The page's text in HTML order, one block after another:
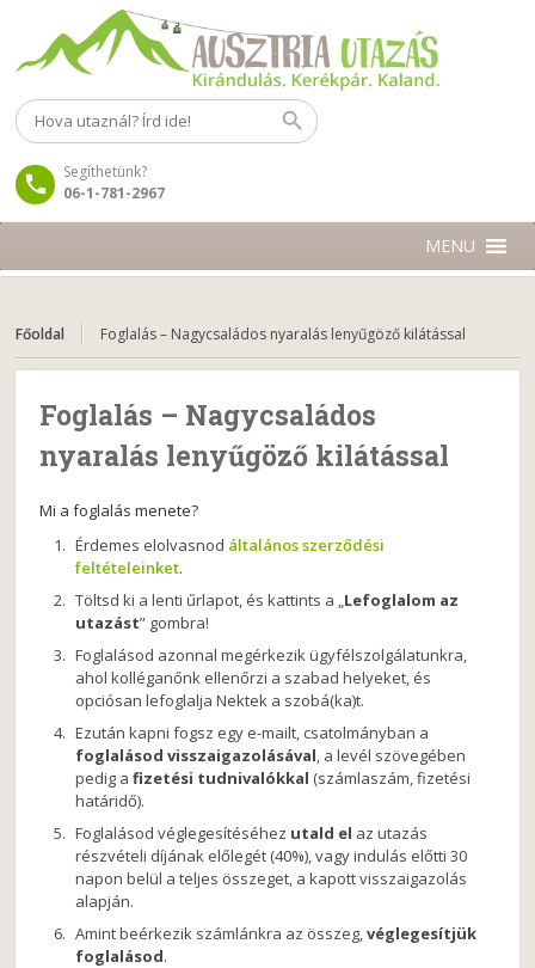
Segíthetünk?
06-1-781-2967
MENU
Főoldal Foglalás – Nagycsaládos nyaralás lenyűgöző kilátással
Foglalás – Nagycsaládos
nyaralás lenyűgöző kilátással
Mi a foglalás menete?
Érdemes elolvasnod általános szerződési
feltételeinket.
Töltsd ki a lenti űrlapot, és kattints a „Lefoglalom az
utazást” gombra!
Foglalásod azonnal megérkezik ügyfélszolgálatunkra,
ahol kolléganőnk ellenőrzi a szabad helyeket, és
opciósan lefoglalja Nektek a szobá(ka)t.
Ezután kapni fogsz egy e-mailt, csatolmányban a
foglalásod visszaigazolásával, a levél szövegében
pedig afizetési tudnivalókkal (számlaszám, fizetési
határidő).
Foglalásod véglegesítéséhez utald el az utazás
részvételi díjának előlegét (40%), vagy indulás előtti 30
napon belül a teljes összeget, a kapott visszaigazolás
alapján.
Amint beérkezik számlánkra az összeg,véglegesítjük
foglalásod.